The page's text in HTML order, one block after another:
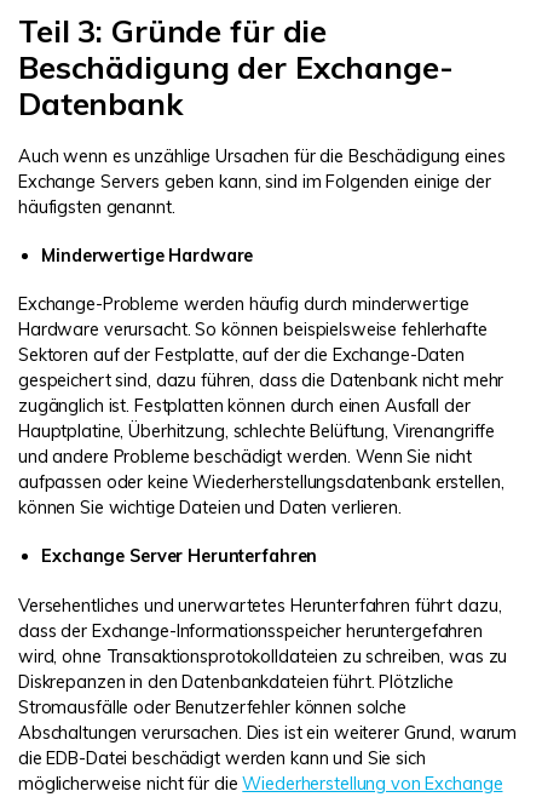
Teil 3: Gründe für die
Beschädigung der Exchange-
Datenbank
Auch wenn es unzählige Ursachen für die Beschädigung eines
Exchange Servers geben kann, sind im Folgenden einige der
häufigsten genannt.
Minderwertige Hardware
Exchange-Probleme werden häufig durch minderwertige
Hardware verursacht. So können beispielsweise fehlerhafte
Sektoren auf der Festplatte, auf der die Exchange-Daten
gespeichert sind, dazu führen, dass die Datenbank nicht mehr
zugänglich ist. Festplatten können durch einen Ausfall der
Hauptplatine, Überhitzung, schlechte Belüftung, Virenangriffe
und andere Probleme beschädigt werden. Wenn Sie nicht
aufpassen oder keine Wiederherstellungsdatenbank erstellen,
können Sie wichtige Dateien und Daten verlieren.
Exchange Server Herunterfahren
Versehentliches und unerwartetes Herunterfahren führt dazu,
dass der Exchange-Informationsspeicher heruntergefahren
wird, ohne Transaktionsprotokolldateien zu schreiben, was zu
Diskrepanzen in den Datenbankdateien führt. Plötzliche
Stromausfälle oder Benutzerfehler können solche
Abschaltungen verursachen. Dies ist ein weiterer Grund, warum
die EDB-Datei beschädigt werden kann und Sie sich
möglicherweise nicht für dieWiederherstellung von Exchange